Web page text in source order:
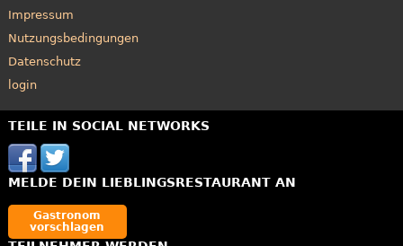
Impressum
Nutzungsbedingungen
Datenschutz
login
TEILE IN SOCIAL NETWORKS
MELDE DEIN LIEBLINGSRESTAURANT AN
Gastronom
vorschlagen